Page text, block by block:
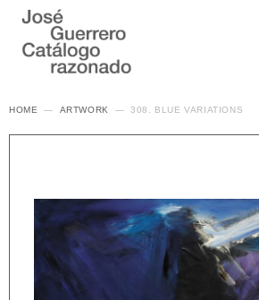
HOME ARTWORK 308. BLUE VARIATIONS